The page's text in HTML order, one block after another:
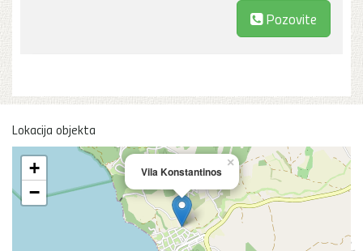
Pozovite
Lokacija objekta
Vila Konstantinos
×
+
−